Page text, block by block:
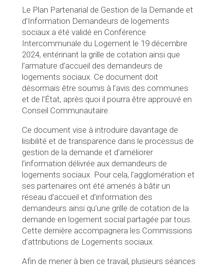
Le Plan Partenarial de Gestion de la Demande et
d’Information Demandeurs de logements
sociaux a été validé en Conférence
Intercommunale du Logement le 19 décembre
2024, entérinant la grille de cotation ainsi que
l’armature d’accueil des demandeurs de
logements sociaux. Ce document doit
désormais être soumis à l’avis des communes
et de l’État, après quoi il pourra être approuvé en
Conseil Communautaire.
Ce document vise à introduire davantage de
lisibilité et de transparence dans le processus de
gestion de la demande et d’améliorer
l’information délivrée aux demandeurs de
logements sociaux. Pour cela, l’agglomération et
ses partenaires ont été amenés à bâtir un
réseau d’accueil et d’information des
demandeurs ainsi qu’une grille de cotation de la
demande en logement social partagée par tous.
Cette dernière accompagnera les Commissions
d’attributions de Logements sociaux.
Afin de mener à bien ce travail, plusieurs séances